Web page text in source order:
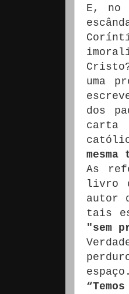
E, no
uma
dos
carta
As
livro
autor
tais
"sem
espaço.